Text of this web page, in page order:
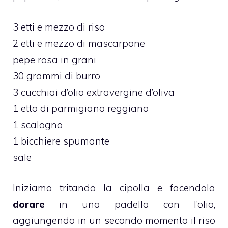
3 etti e mezzo di riso
2 etti e mezzo di mascarpone
pepe rosa in grani
30 grammi di burro
3 cucchiai d’olio extravergine d’oliva
1 etto di parmigiano reggiano
1 scalogno
1 bicchiere spumante
sale
Iniziamo tritando la cipolla e facendola
dorare in una padella con l’olio,
aggiungendo in un secondo momento il riso